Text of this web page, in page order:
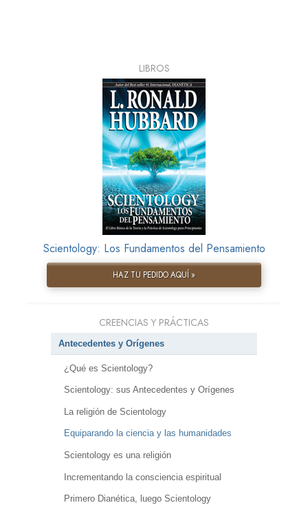
LIBROS
Scientology: Los Fundamentos del Pensamiento
HAZ TU PEDIDO AQUÍ »
CREENCIAS Y PRÁCTICAS
Antecedentes y Orígenes
¿Qué es Scientology?
Scientology: sus Antecedentes y Orígenes
La religión de Scientology
Equiparando la ciencia y las humanidades
Scientology es una religión
Incrementando la consciencia espiritual
Primero Dianética, luego Scientology